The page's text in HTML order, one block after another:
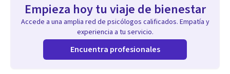
Empieza hoy tu viaje de bienestar
Accede a una amplia red de psicólogos calificados. Empatía y
experiencia a tu servicio.
Encuentra profesionales